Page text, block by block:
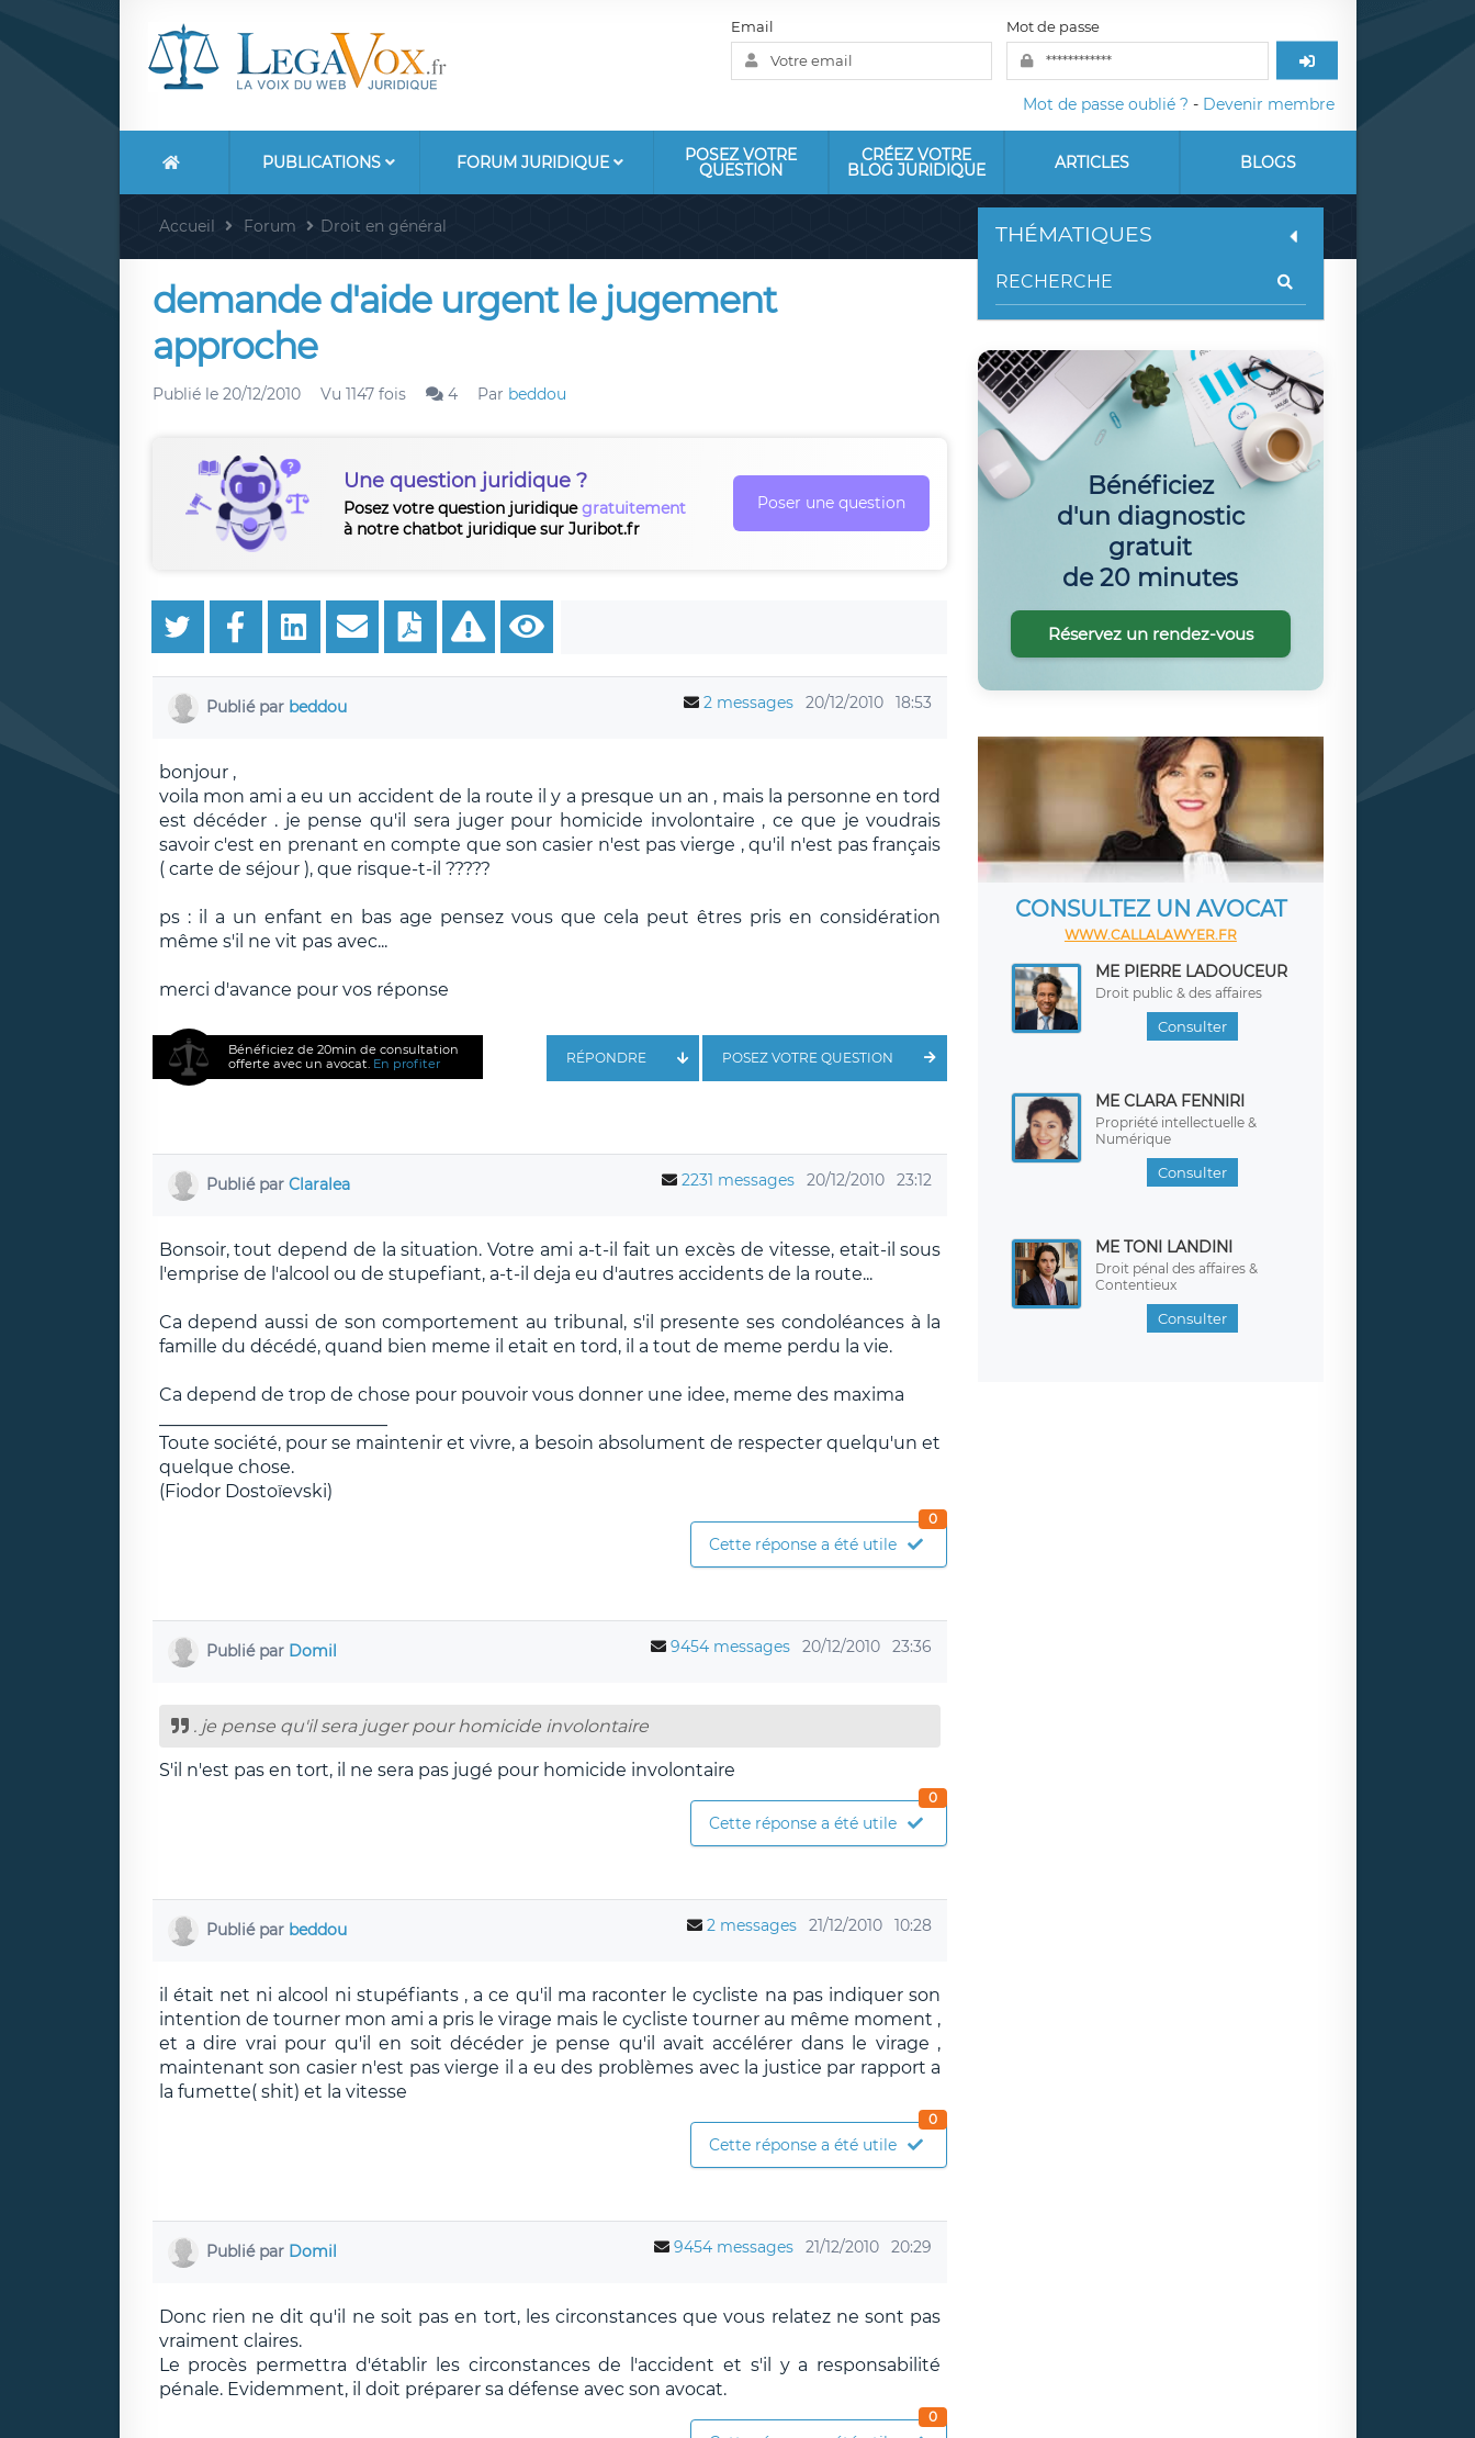
Email Mot de passe
Mot de passe oublié ? - Devenir membre
PUBLICATIONS FORUM JURIDIQUE POSEZ VOTRE
QUESTION
CRÉEZ VOTRE
BLOG JURIDIQUE ARTICLES BLOGS
Accueil Forum Droit en général
demande d'aide urgent le jugement
approche
Publié le 20/12/2010 Vu 1147 fois 4 Par beddou
Une question juridique ?
Posez votre question juridiquegratuitement
à notre chatbot juridique sur Juribot.fr
Poser une question
Publié par beddou 2 messages 20/12/2010 18:53
bonjour ,
voila mon ami a eu un accident de la route il y a presque un an , mais la personne en tord
est décéder . je pense qu'il sera juger pour homicide involontaire , ce que je voudrais
savoir c'est en prenant en compte que son casier n'est pas vierge , qu'il n'est pas français
( carte de séjour ), que risque-t-il ?????
ps : il a un enfant en bas age pensez vous que cela peut êtres pris en considération
même s'il ne vit pas avec...
merci d'avance pour vos réponse
Bénéficiez de 20min de consultation
offerte avec un avocat. En profiter POSEZ VOTRE QUESTION
RÉPONDRE
Publié par Claralea 2231 messages 20/12/2010 23:12
Bonsoir, tout depend de la situation. Votre ami a-t-il fait un excès de vitesse, etait-il sous
l'emprise de l'alcool ou de stupefiant, a-t-il deja eu d'autres accidents de la route...
Ca depend aussi de son comportement au tribunal, s'il presente ses condoléances à la
famille du décédé, quand bien meme il etait en tord, il a tout de meme perdu la vie.
Ca depend de trop de chose pour pouvoir vous donner une idee, meme des maxima
Toute société, pour se maintenir et vivre, a besoin absolument de respecter quelqu'un et
quelque chose.
(Fiodor Dostoïevski)
Cette réponse a été utile
0
Publié par Domil 9454 messages 20/12/2010 23:36
. je pense qu'il sera juger pour homicide involontaire
S'il n'est pas en tort, il ne sera pas jugé pour homicide involontaire
Cette réponse a été utile
0
Publié par beddou 2 messages 21/12/2010 10:28
il était net ni alcool ni stupéfiants , a ce qu'il ma raconter le cycliste na pas indiquer son
intention de tourner mon ami a pris le virage mais le cycliste tourner au même moment ,
et a dire vrai pour qu'il en soit décéder je pense qu'il avait accélérer dans le virage ,
maintenant son casier n'est pas vierge il a eu des problèmes avec la justice par rapport a
la fumette( shit) et la vitesse
Cette réponse a été utile
0
Publié par Domil 9454 messages 21/12/2010 20:29
Donc rien ne dit qu'il ne soit pas en tort, les circonstances que vous relatez ne sont pas
vraiment claires.
Le procès permettra d'établir les circonstances de l'accident et s'il y a responsabilité
pénale. Evidemment, il doit préparer sa défense avec son avocat.
0
THÉMATIQUES
Bénéficiez
d'un diagnostic
gratuit
de 20 minutes
Réservez un rendez-vous
CONSULTEZ UN AVOCAT
WWW.CALLALAWYER.FR
ME PIERRE LADOUCEUR
Droit public & des affaires
Consulter
ME CLARA FENNIRI
Propriété intellectuelle &
Numérique
Consulter
ME TONI LANDINI
Droit pénal des affaires &
Contentieux
Consulter